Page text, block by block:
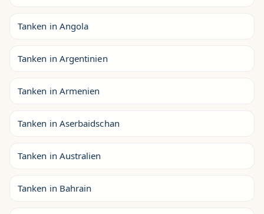
Tanken in Angola
Tanken in Argentinien
Tanken in Armenien
Tanken in Aserbaidschan
Tanken in Australien
Tanken in Bahrain